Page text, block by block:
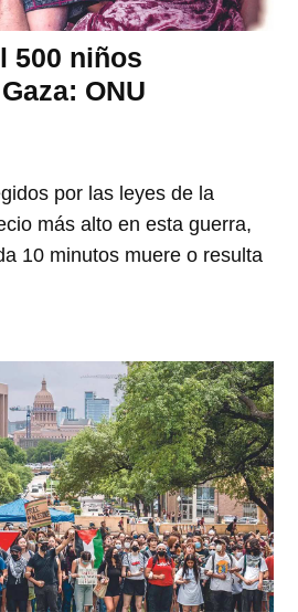
500 niños
ONU
por las leyes de la
más alto en esta guerra,
10 minutos muere o resulta